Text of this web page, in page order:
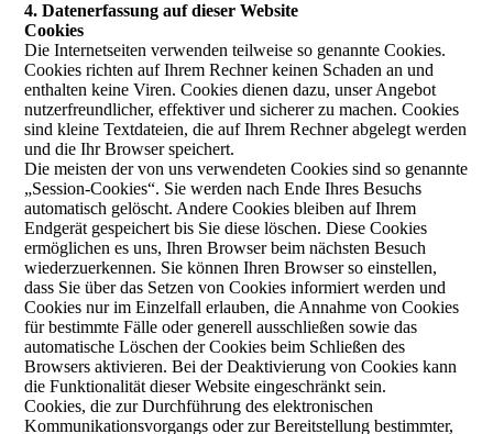
4. Datenerfassung auf dieser Website
Cookies
Die Internetseiten verwenden teilweise so genannte Cookies.
Cookies richten auf Ihrem Rechner keinen Schaden an und
enthalten keine Viren. Cookies dienen dazu, unser Angebot
nutzerfreundlicher, effektiver und sicherer zu machen. Cookies
sind kleine Textdateien, die auf Ihrem Rechner abgelegt werden
und die Ihr Browser speichert.
Die meisten der von uns verwendeten Cookies sind so genannte
„Session-Cookies“. Sie werden nach Ende Ihres Besuchs
automatisch gelöscht. Andere Cookies bleiben auf Ihrem
Endgerät gespeichert bis Sie diese löschen. Diese Cookies
ermöglichen es uns, Ihren Browser beim nächsten Besuch
wiederzuerkennen. Sie können Ihren Browser so einstellen,
dass Sie über das Setzen von Cookies informiert werden und
Cookies nur im Einzelfall erlauben, die Annahme von Cookies
für bestimmte Fälle oder generell ausschließen sowie das
automatische Löschen der Cookies beim Schließen des
Browsers aktivieren. Bei der Deaktivierung von Cookies kann
die Funktionalität dieser Website eingeschränkt sein.
Cookies, die zur Durchführung des elektronischen
Kommunikationsvorgangs oder zur Bereitstellung bestimmter,